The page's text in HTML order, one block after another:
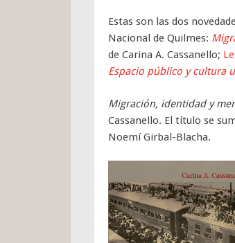
Estas son las dos
Nacional de Quilmes:
de Carina A. Cassanello;
Espacio público y cultura
Migración, identidad y
Cassanello. El título se
Noemí Girbal-Blacha.